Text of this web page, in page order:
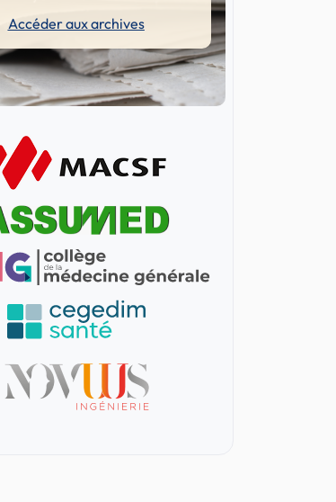
Accéder aux archives